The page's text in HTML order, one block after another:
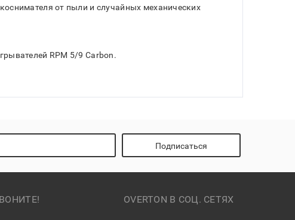
от пыли и случайных механических
RPM 5/9 Carbon.
Подписаться
OVERTON В СОЦ. СЕТЯХ